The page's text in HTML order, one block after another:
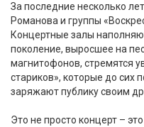
За последние несколько
Романова и группы
Концертные залы
поколение, выросшее на
магнитофонов, стремятся
стариков», которые до сих
заряжают публику своим
Это не просто концерт –